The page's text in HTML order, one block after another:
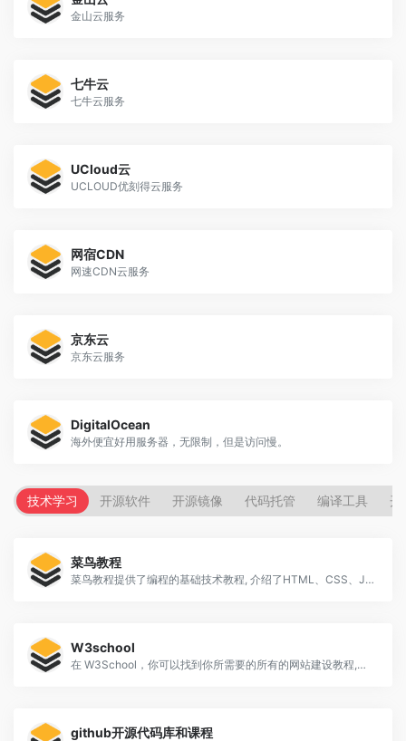
金山云服务
七牛云
七牛云服务
UCloud云
UCLOUD优刻得云服务
网宿CDN
网速CDN云服务
京东云
京东云服务
DigitalOcean
海外便宜好用服务器，无限制，但是访问慢。
技术学习 开源软件 开源镜像 代码托管 编译工具 开
菜鸟教程
菜鸟教程提供了编程的基础技术教程, 介绍了HTML、CSS、Javascript、Python,Java,Ruby,C,PHP , MySQL等各种编程语言的基础知识。
W3school
在 W3School，你可以找到你所需要的所有的网站建设教程,从基础的 HTML 到 CSS，乃至进阶的 XML、SQL、JS、PHP 和 ASP.NET。
github开源代码库和课程